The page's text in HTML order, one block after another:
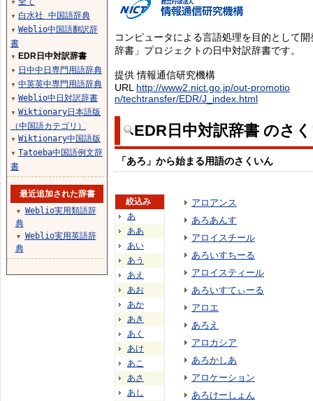
コンピュータによる言語処理を目的として
辞書」プロジェクトの日中対訳辞書です。
提供 情報通信研究機構
URL http://www2.nict.go.jp/out-promotio
n/techtransfer/EDR/J_index.html
EDR日中対訳辞書 のさ
「あろ」から始まる用語のさくいん
絞込み
あ
ああ
あい
あう
あえ
あお
あか
あき
あく
あけ
あこ
あさ
あし
アロアンス
あろあんす
アロイスチール
あろいすちーる
アロイスティール
あろいすてぃーる
アロエ
あろえ
アロカシア
あろかしあ
アロケーション
あろけーしょん
▼
▼ 白水社 中国語辞典
▼ Weblio中国語翻訳辞
書
▼ EDR日中対訳辞書
▼ 日中中日専門用語辞典
▼ 中英英中専門用語辞典
▼ Weblio中日対訳辞書
▼ Wiktionary日本語版
（中国語カテゴリ）
▼ Wiktionary中国語版
▼ Tatoeba中国語例文辞
書
最近追加された辞書
▼
Weblio実用類語辞
典
▼
Weblio実用英語辞
典